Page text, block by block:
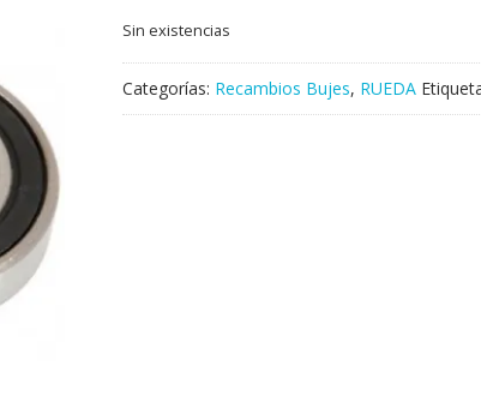
Sin existencias
Categorías: Recambios Bujes, RUEDA